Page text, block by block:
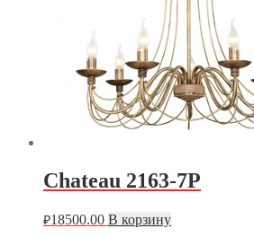
Chateau 2163-7P
₽18500.00 В корзину